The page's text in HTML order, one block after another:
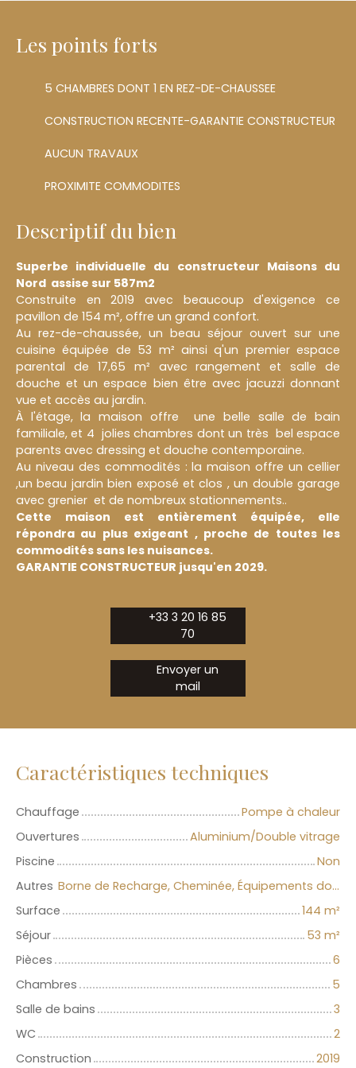
Les points forts
5 CHAMBRES DONT 1 EN REZ-DE-CHAUSSEE
CONSTRUCTION RECENTE-GARANTIE CONSTRUCTEUR
AUCUN TRAVAUX
PROXIMITE COMMODITES
Descriptif du bien
Superbe individuelle du constructeur Maisons du
Nord assise sur 587m2
Construite en 2019 avec beaucoup d'exigence ce
pavillon de 154 m², offre un grand confort.
Au rez-de-chaussée, un beau séjour ouvert sur une
cuisine équipée de 53 m² ainsi q'un premier espace
parental de 17,65 m² avec rangement et salle de
douche et un espace bien être avec jacuzzi donnant
vue et accès au jardin.
À l'étage, la maison offre une belle salle de bain
familiale, et 4 jolies chambres dont un très bel espace
parents avec dressing et douche contemporaine.
Au niveau des commodités : la maison offre un cellier
,un beau jardin bien exposé et clos , un double garage
avec grenier et de nombreux stationnements..
Cette maison est entièrement équipée, elle
répondra au plus exigeant , proche de toutes les
commodités sans les nuisances.
GARANTIE CONSTRUCTEUR jusqu'en 2029.
+33 3 20 16 85
70
Envoyer un
mail
Caractéristiques techniques
Chauffage
Pompe à chaleur
Ouvertures
Aluminium/Double vitrage
Piscine
Non
Autres
Borne de Recharge, Cheminée, Équipements domotiques, Portail motorisé
Surface
144 m²
Séjour
53 m²
Pièces
6
Chambres
5
Salle de bains
3
WC
2
Construction
2019